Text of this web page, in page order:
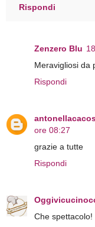
Rispondi
Zenzero Blu
Meravigliosi da
Rispondi
ore 08:27
grazie a tutte
Rispondi
Che